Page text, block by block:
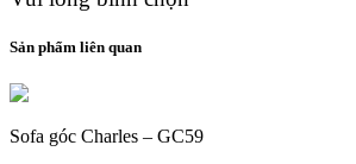
Sản phẩm liên quan
Sofa góc Charles – GC59